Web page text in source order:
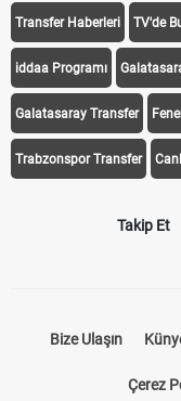
Transfer Haberleri TV'de
iddaa Programı
Galatasaray Transfer
Trabzonspor Transfer
Takip Et
Bize Ulaşın
Çerez